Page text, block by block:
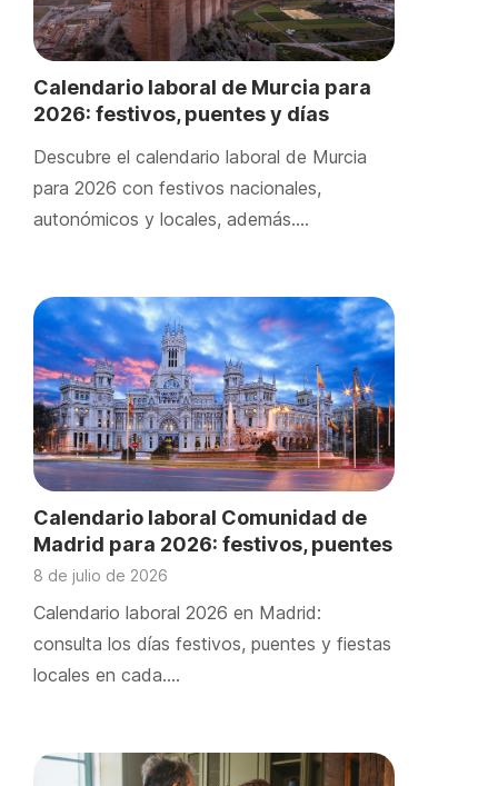
Calendario laboral de Murcia para
2026: festivos, puentes y días
Descubre el calendario laboral de Murcia
para 2026 con festivos nacionales,
autonómicos y locales, además….
Calendario laboral Comunidad de
Madrid para 2026: festivos, puentes
y días locales
8 de julio de 2026
Calendario laboral 2026 en Madrid:
consulta los días festivos, puentes y fiestas
locales en cada….